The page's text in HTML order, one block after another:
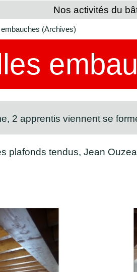
Nos activités du
(Archives)
2 apprentis viennent se
plafonds tendus, Jean